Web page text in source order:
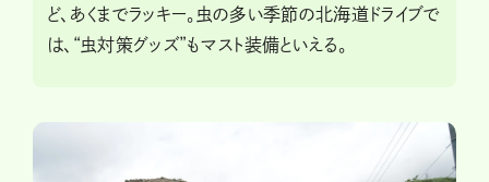
ど、あくまでラッキー。虫の多い季節の北海道ドライブで
は、“虫対策グッズ”もマスト装備といえる。